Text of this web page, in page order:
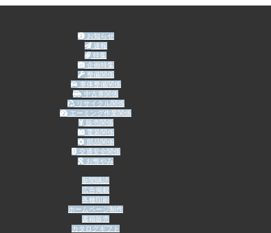
お知らせ
速報
特集
企画特集
整備関係
車体整備関係
中古車関係
リサイクル関係
エーミング作業関係
販売関係
電装関係
部品関係
交通安全関係
お悔やみ
新聞購読
広告掲載
各種印刷
ホームページ制作
書籍販売
カタログギフト